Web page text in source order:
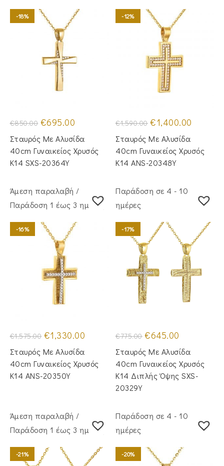
-18%
€850.00 Original
price
was:
€850.00.
€695.00
τιμή
είναι:
€695.00.
Σταυρός Με Αλυσίδα
40cm Γυναικείος Χρυσός
Κ14 SXS-20364Y
-12%
€1,590.00 Original
price
was:
€1,590.00.
€1,400.00
Σταυρός Με Αλυσίδα
40cm Γυναικείος Χρυσός
Κ14 ANS-20348Y
Άμεση παραλαβή /
Παράδoση 1 έως 3 ημέρες
-16%
€1,575.00 Original
price
was:
€1,575.00.
€1,330.00
€1,330.00.
Σταυρός Mε Aλυσίδα
40cm Γυναικείος Χρυσός
Κ14 ANS-20350Y
Παράδοση σε 4 - 10
ημέρες
-17%
€775.00 Original
price
was:
€775.00.
€645.00
τιμή
είναι:
€645.00.
Σταυρός Με Αλυσίδα
40cm Γυναικείος Χρυσός
Κ14 Διπλής Όψης SXS-
20329Y
Άμεση παραλαβή /
Παράδoση 1 έως 3 ημέρες
-21%
Παράδοση σε 4 - 10
ημέρες
-20%